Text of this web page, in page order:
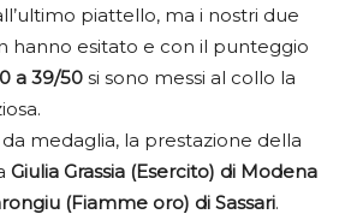
piattello, ma i nostri due
hanno esitato e con il punteggio
a 39/50 si sono messi al collo la
medaglia, la prestazione della
Giulia Grassia (Esercito) di Modena
(Fiamme oro) di Sassari.